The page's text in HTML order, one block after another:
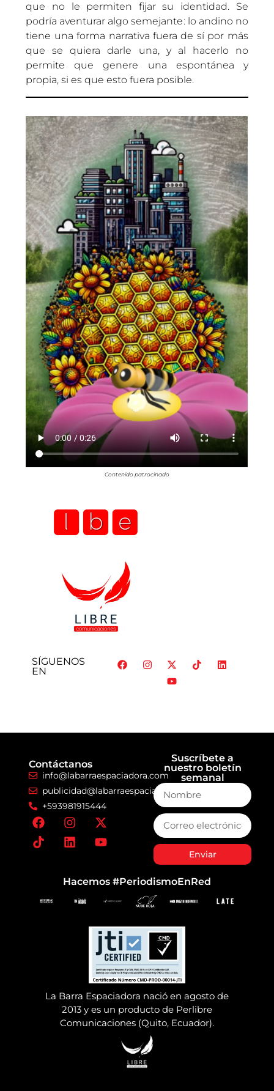
que no le permiten fijar su identidad. Se
podría aventurar algo semejante: lo andino no
tiene una forma narrativa fuera de sí por más
que se quiera darle una, y al hacerlo no
permite que genere una espontánea y
propia, si es que esto fuera posible.
Contenido patrocinado
SÍGUENOS
EN
Contáctanos
info@labarraespaciadora.com
publicidad@labarraespaciadora.com
+593981915444
Suscríbete a
nuestro boletín
semanal
Enviar
Hacemos #PeriodismoEnRed
La Barra Espaciadora nació en agosto de
2013 y es un producto de Perlibre
Comunicaciones (Quito, Ecuador).